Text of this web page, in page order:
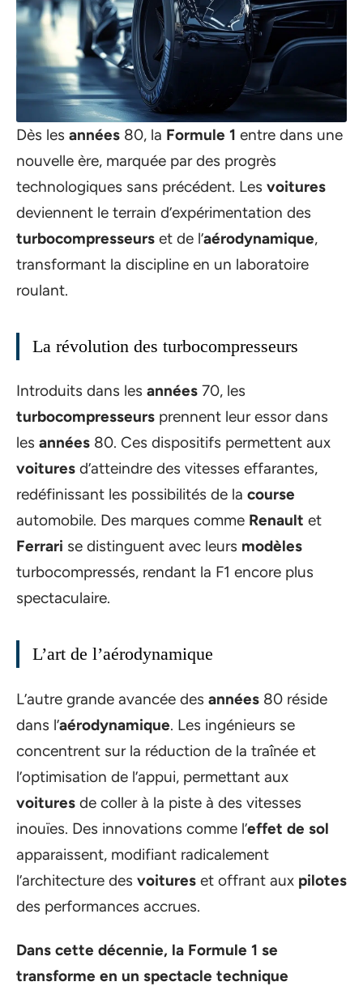
Dès les années 80, la Formule 1 entre dans une
nouvelle ère, marquée par des progrès
technologiques sans précédent. Les voitures
deviennent le terrain d’expérimentation des
turbocompresseurs et de l’aérodynamique,
transformant la discipline en un laboratoire
roulant.
La révolution des turbocompresseurs
Introduits dans les années 70, les
turbocompresseurs prennent leur essor dans
les années 80. Ces dispositifs permettent aux
voitures d’atteindre des vitesses effarantes,
redéfinissant les possibilités de la course
automobile. Des marques comme Renault et
Ferrari se distinguent avec leurs modèles
turbocompressés, rendant la F1 encore plus
spectaculaire.
L’art de l’aérodynamique
L’autre grande avancée des années 80 réside
dans l’aérodynamique. Les ingénieurs se
concentrent sur la réduction de la traînée et
l’optimisation de l’appui, permettant aux
voitures de coller à la piste à des vitesses
inouïes. Des innovations comme l’effet de sol
apparaissent, modifiant radicalement
l’architecture des voitures et offrant aux pilotes
des performances accrues.
Dans cette décennie, la Formule 1 se
transforme en un spectacle technique